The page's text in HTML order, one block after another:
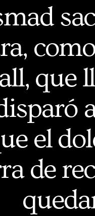
que
el
de